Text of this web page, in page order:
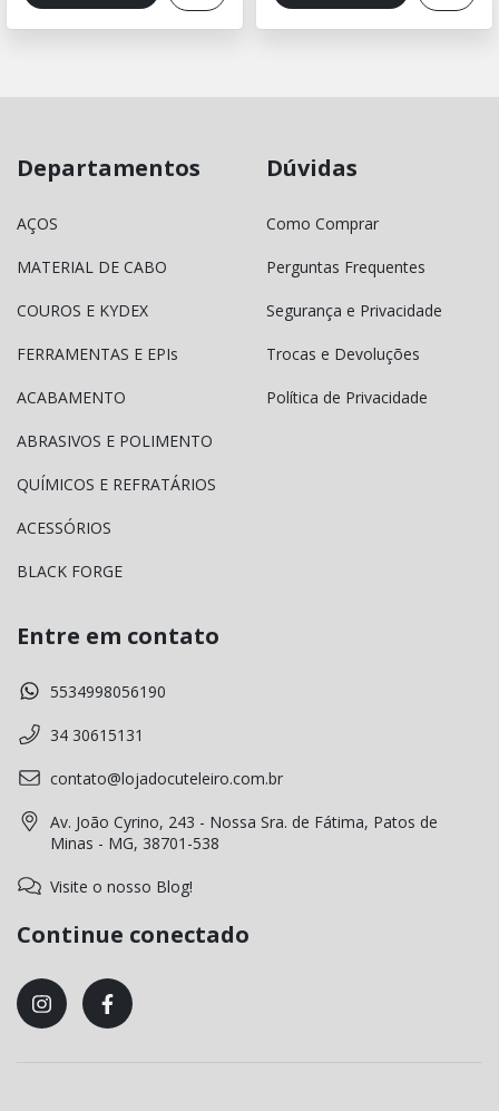
Departamentos
AÇOS
MATERIAL DE CABO
COUROS E KYDEX
FERRAMENTAS E EPIs
ACABAMENTO
ABRASIVOS E POLIMENTO
QUÍMICOS E REFRATÁRIOS
ACESSÓRIOS
BLACK FORGE
Dúvidas
Como Comprar
Perguntas Frequentes
Segurança e Privacidade
Trocas e Devoluções
Política de Privacidade
Entre em contato
5534998056190
34 30615131
contato@lojadocuteleiro.com.br
Av. João Cyrino, 243 - Nossa Sra. de Fátima, Patos de
Minas - MG, 38701-538
Visite o nosso Blog!
Continue conectado